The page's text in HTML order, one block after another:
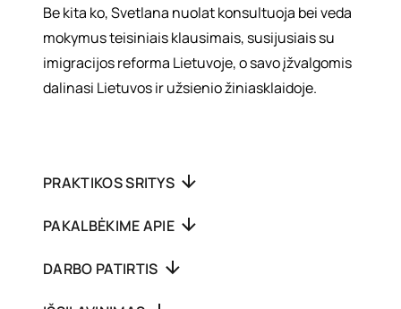
Be kita ko, Svetlana nuolat konsultuoja bei veda
mokymus teisiniais klausimais, susijusiais su
imigracijos reforma Lietuvoje, o savo įžvalgomis
dalinasi Lietuvos ir užsienio žiniasklaidoje.
PRAKTIKOS SRITYS
PAKALBĖKIME APIE
DARBO PATIRTIS